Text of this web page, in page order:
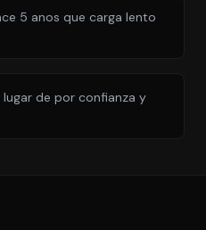
5 anos que carga lento
de por confianza y